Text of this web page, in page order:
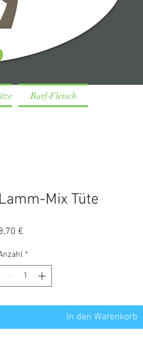
Barf-Fleisch
Lamm-Mix Tüte
€
*
In den Warenkorb